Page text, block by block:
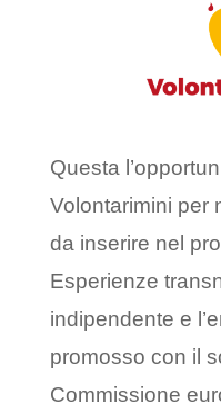
Questa
Volontarimini per
da inserire nel
Esperienze
indipendente e
promosso con il
Commissione